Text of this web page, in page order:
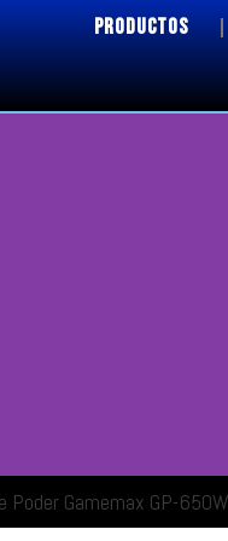
PRODUCTOS
Gamemax GP-